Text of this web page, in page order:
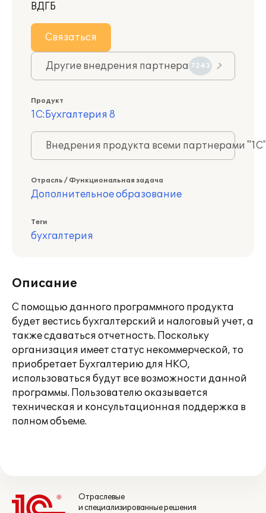
ВДГБ
Связаться
Другие внедрения партнера 7243
Продукт
1С:Бухгалтерия 8
Внедрения продукта всеми партнерами
Отрасль / Функциональная задача
Дополнительное образование
Теги
бухгалтерия
Описание
С помощью данного программного продукта
будет вестись бухгалтерский и налоговый учет, а
также сдаваться отчетность. Поскольку
организация имеет статус некоммерческой, то
приобретает Бухгалтерию для НКО,
использоваться будут все возможности данной
программы. Пользователю оказывается
техническая и консультационная поддержка в
полном объеме.
Отраслевые
и специализированные решения